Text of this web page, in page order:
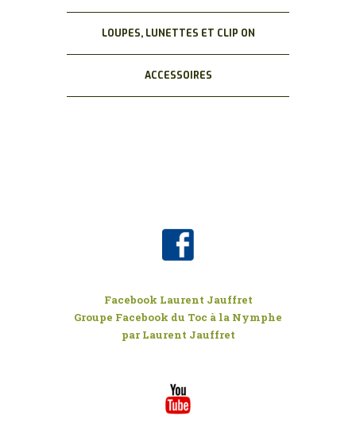
LOUPES, LUNETTES ET CLIP ON
ACCESSOIRES
Facebook Laurent Jauffret
Groupe Facebook du Toc à la Nymphe
par Laurent Jauffret